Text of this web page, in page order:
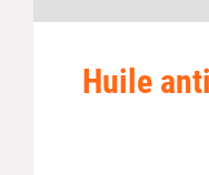
Huile